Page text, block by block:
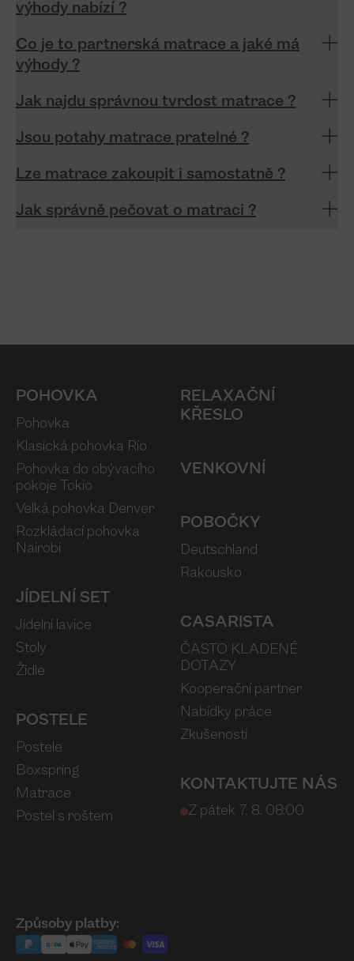
výhody nabízí ?
Co je to partnerská matrace a jaké má
výhody ?
Jak najdu správnou tvrdost matrace ?
Jsou potahy matrace pratelné ?
Lze matrace zakoupit i samostatně ?
Jak správně pečovat o matraci ?
POHOVKA
Pohovka
Klasická pohovka Rio
Pohovka do obývacího
pokoje Tokio
Velká pohovka Denver
Rozkládací pohovka
Nairobi
JÍDELNÍ SET
Jídelní lavice
Stoly
Židle
POSTELE
Postele
Boxspring
Matrace
Postel s roštem
RELAXAČNÍ
KŘESLO
VENKOVNÍ
POBOČKY
Deutschland
Rakousko
CASARISTA
ČASTO KLADENÉ
DOTAZY
Kooperační partner
Nabídky práce
Zkušenosti
KONTAKTUJTE NÁS
Z pátek 7. 8. 08:00
Způsoby platby: